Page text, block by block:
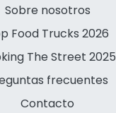
Sobre nosotros
Food Trucks 2026
The Street 2025
frecuentes
Contacto